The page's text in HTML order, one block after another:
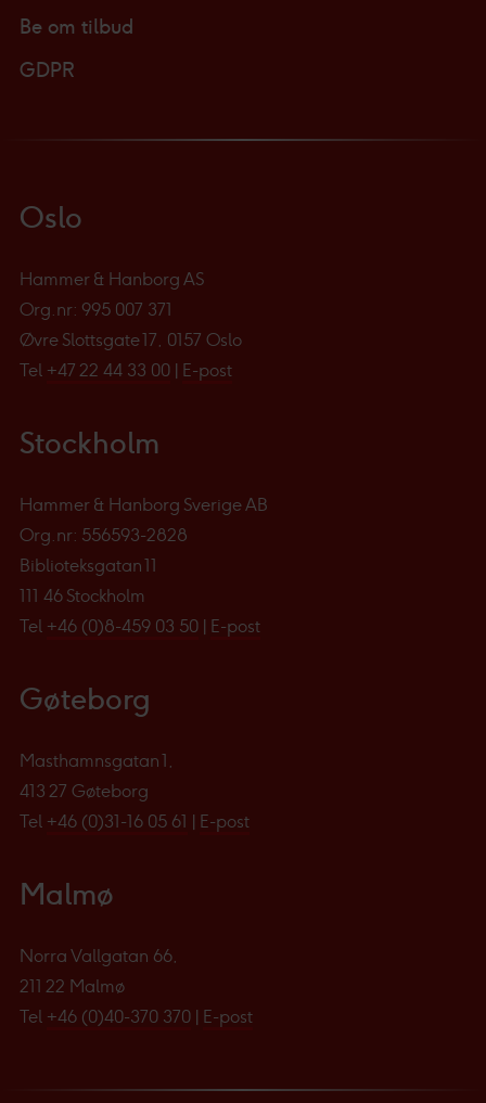
Be om tilbud
GDPR
Oslo
Hammer & Hanborg AS
Org.nr: 995 007 371
Øvre Slottsgate 17, 0157 Oslo
Tel +47 22 44 33 00 E-post
Stockholm
Hammer & Hanborg Sverige AB
Org.nr: 556593-2828
Biblioteksgatan 11
111 46 Stockholm
Tel +46 (0)8-459 03 50 E-post
Gøteborg
Masthamnsgatan 1,
413 27 Gøteborg
Tel +46 (0)31-16 05 61 E-post
Malmø
Norra Vallgatan 66,
211 22 Malmø
Tel +46 (0)40-370 370 E-post